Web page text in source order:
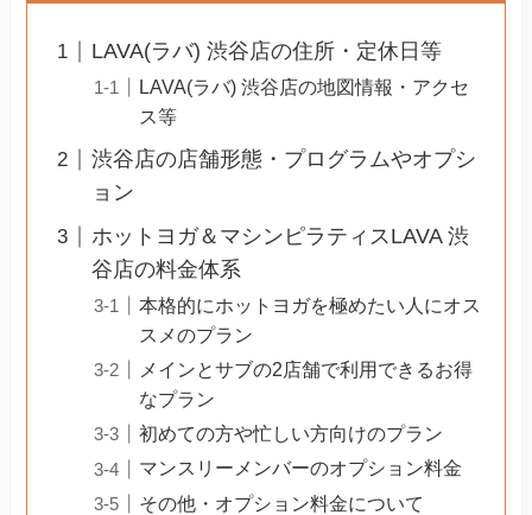
LAVA(ラバ) 渋谷店の住所・定休日等
LAVA(ラバ) 渋谷店の地図情報・アクセ
ス等
渋谷店の店舗形態・プログラムやオプシ
ョン
ホットヨガ＆マシンピラティスLAVA 渋
谷店の料金体系
本格的にホットヨガを極めたい人にオス
スメのプラン
メインとサブの2店舗で利用できるお得
なプラン
初めての方や忙しい方向けのプラン
マンスリーメンバーのオプション料金
その他・オプション料金について